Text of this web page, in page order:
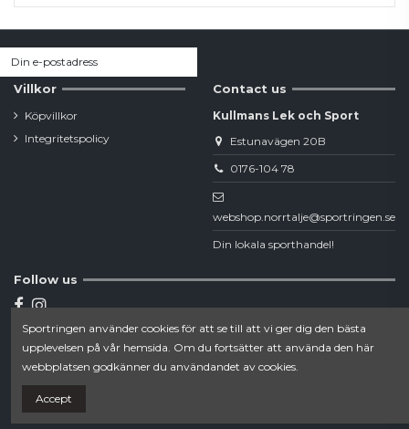
Villkor
Köpvillkor
Integritetspolicy
Contact us
Kullmans Lek och Sport
Estunavägen 20B
0176-104 78
webshop.norrtalje@sportringen.se
Din lokala sporthandel!
Follow us
Newsletter
Sportringen använder cookies för att se till att vi ger dig den bästa
upplevelsen på vår hemsida. Om du fortsätter att använda den här
webbplatsen godkänner du användandet av cookies.
Accept